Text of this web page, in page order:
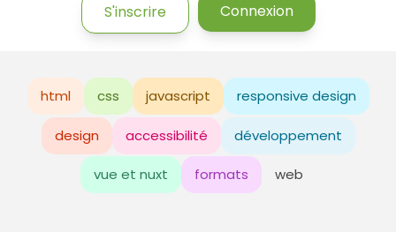
S'inscrire Connexion
html css javascript responsive design
design accessibilité développement
vue et nuxt formats web